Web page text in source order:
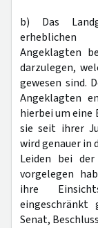
b) Das
erheblichen
Angeklagten
darzulegen,
gewesen sind.
Angeklagten
hierbei um
sie seit ihrer
wird genauer in
Leiden bei
vorgelegen
ihre
eingeschränkt
Senat,